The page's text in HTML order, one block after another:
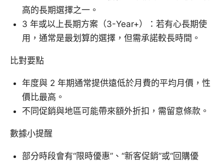
高的長期選擇之一。
3 年或以上長期方案（3-Year+）：若有心長期使
用，通常是最划算的選擇，但需承諾較長時間。
比對要點
年度與 2 年期通常提供遠低於月費的平均月價，性
價比最高。
不同促銷與地區可能帶來額外折扣，需留意條款。
數據小提醒
部分時段會有“限時優惠”、“新客促銷”或“回購優